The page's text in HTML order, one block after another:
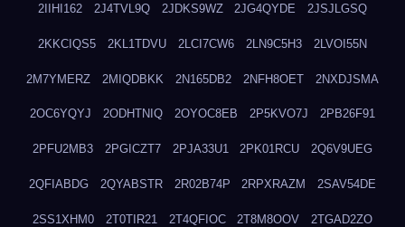
2IIHI162 2J4TVL9Q 2JDKS9WZ 2JG4QYDE 2JSJLGSQ
2KKCIQS5 2KL1TDVU 2LCI7CW6 2LN9C5H3 2LVOI55N
2M7YMERZ 2MIQDBKK 2N165DB2 2NFH8OET 2NXDJSMA
2OC6YQYJ 2ODHTNIQ 2OYOC8EB 2P5KVO7J 2PB26F91
2PFU2MB3 2PGICZT7 2PJA33U1 2PK01RCU 2Q6V9UEG
2QFIABDG 2QYABSTR 2R02B74P 2RPXRAZM 2SAV54DE
2SS1XHM0 2T0TIR21 2T4QFIOC 2T8M8OOV 2TGAD2ZO